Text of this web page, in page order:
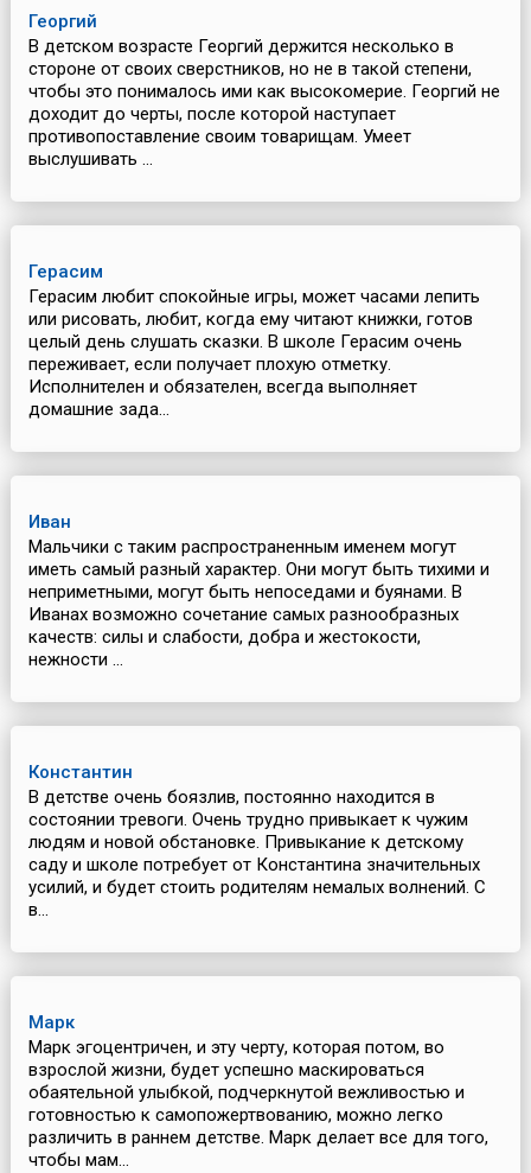
Георгий
В детском возрасте Георгий держится несколько в
стороне от своих сверстников, но не в такой степени,
чтобы это понималось ими как высокомерие. Георгий не
доходит до черты, после которой наступает
противопоставление своим товарищам. Умеет
выслушивать ...
Герасим
Герасим любит спокойные игры, может часами лепить
или рисовать, любит, когда ему читают книжки, готов
целый день слушать сказки. В школе Герасим очень
переживает, если получает плохую отметку.
Исполнителен и обязателен, всегда выполняет
домашние зада...
Иван
Мальчики с таким распространенным именем могут
иметь самый разный характер. Они могут быть тихими и
неприметными, могут быть непоседами и буянами. В
Иванах возможно сочетание самых разнообразных
качеств: силы и слабости, добра и жестокости,
нежности ...
Константин
В детстве очень боязлив, постоянно находится в
состоянии тревоги. Очень трудно привыкает к чужим
людям и новой обстановке. Привыкание к детскому
саду и школе потребует от Константина значительных
усилий, и будет стоить родителям немалых волнений. С
в...
Марк
Марк эгоцентричен, и эту черту, которая потом, во
взрослой жизни, будет успешно маскироваться
обаятельной улыбкой, подчеркнутой вежливостью и
готовностью к самопожертвованию, можно легко
различить в раннем детстве. Марк делает все для того,
чтобы мам...